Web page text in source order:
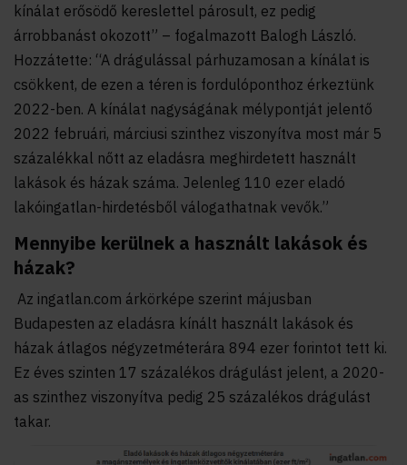
kínálat erősödő kereslettel párosult, ez pedig
árrobbanást okozott” – fogalmazott Balogh László.
Hozzátette: “A drágulással párhuzamosan a kínálat is
csökkent, de ezen a téren is fordulóponthoz érkeztünk
2022-ben. A kínálat nagyságának mélypontját jelentő
2022 februári, márciusi szinthez viszonyítva most már 5
százalékkal nőtt az eladásra meghirdetett használt
lakások és házak száma. Jelenleg 110 ezer eladó
lakóingatlan-hirdetésből válogathatnak vevők.”
Mennyibe kerülnek a használt lakások és
házak?
Az ingatlan.com árkörképe szerint májusban
Budapesten az eladásra kínált használt lakások és
házak átlagos négyzetméterára 894 ezer forintot tett ki.
Ez éves szinten 17 százalékos drágulást jelent, a 2020-
as szinthez viszonyítva pedig 25 százalékos drágulást
takar.